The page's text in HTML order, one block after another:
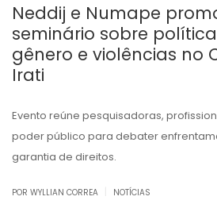
Neddij e Numape
seminário sobre
gênero e violências no
Irati
Evento reúne pesquisadoras,
poder público para debater
garantia de direitos.
POR WYLLIAN CORREA NOTÍCIAS